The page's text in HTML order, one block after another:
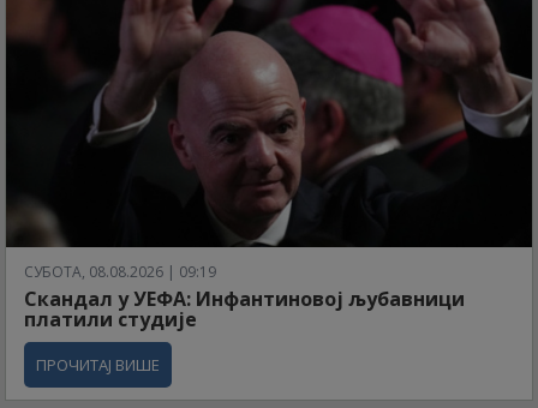
СУБОТА, 08.08.2026 | 09:19
Скандал у УЕФА: Инфантиновој љубавници
платили студије
ПРОЧИТАЈ ВИШЕ